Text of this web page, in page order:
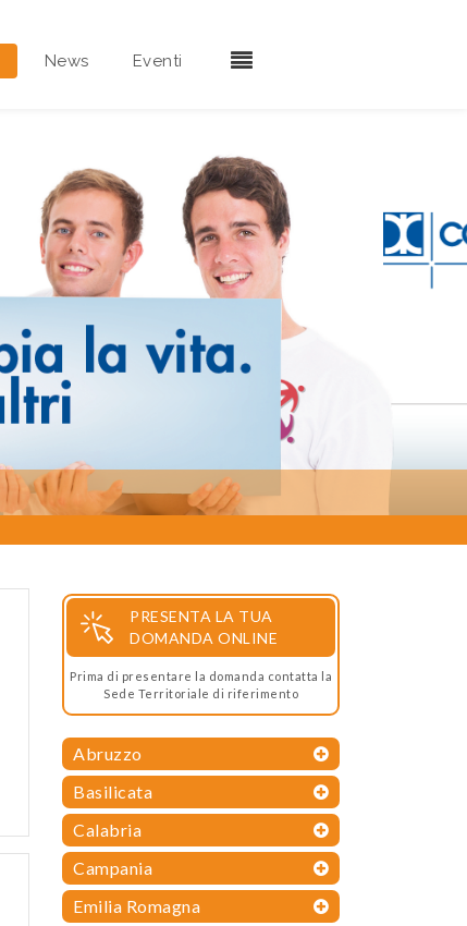
News Eventi
PRESENTA LA TUA
DOMANDA ONLINE
Prima di presentare la domanda contatta la
Sede Territoriale di riferimento
Abruzzo
Basilicata
Calabria
Campania
Emilia Romagna